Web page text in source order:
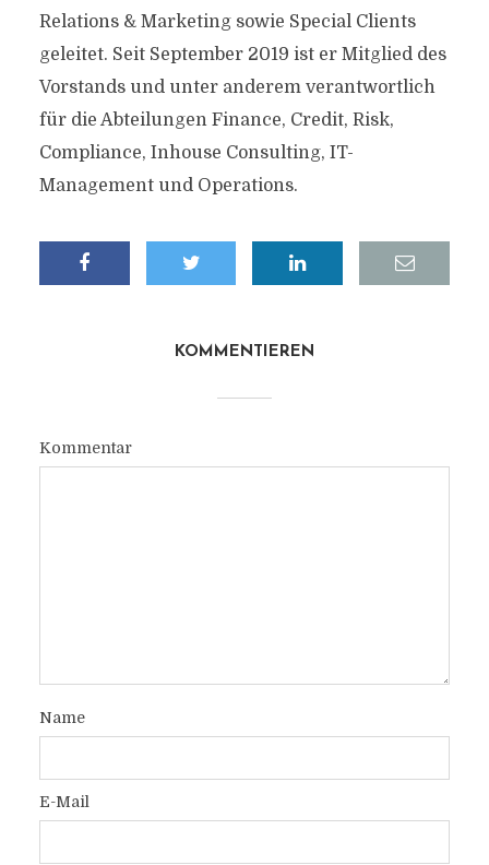
Relations & Marketing sowie Special Clients
geleitet. Seit September 2019 ist er Mitglied des
Vorstands und unter anderem verantwortlich
für die Abteilungen Finance, Credit, Risk,
Compliance, Inhouse Consulting, IT-
Management und Operations.
KOMMENTIEREN
Kommentar
Name
E-Mail